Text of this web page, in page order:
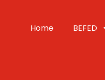
Home BEFED